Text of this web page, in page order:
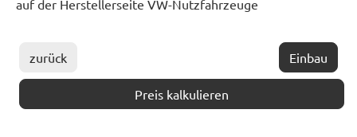
auf der Herstellerseite VW-Nutzfahrzeuge
zurück Einbau
Preis kalkulieren